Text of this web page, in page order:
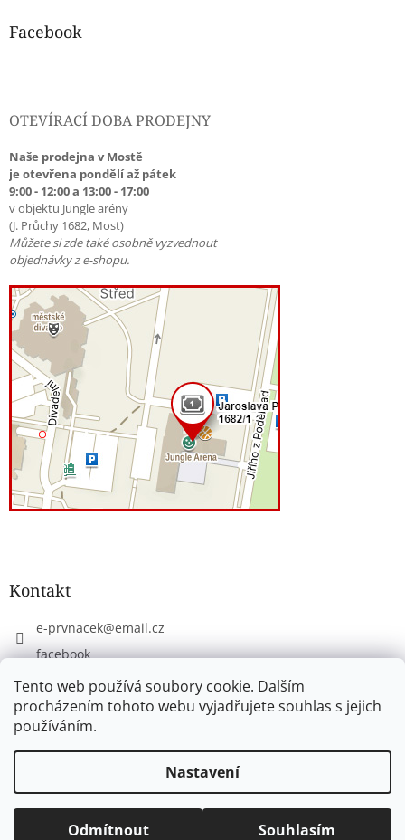
Tento web používá soubory cookie. Dalším
procházením tohoto webu vyjadřujete souhlas s jejich
používáním.
Nastavení
Odmítnout Souhlasím
Facebook
OTEVÍRACÍ DOBA PRODEJNY
Naše prodejna v Mostě
je otevřena pondělí až pátek
9:00 - 12:00 a 13:00 - 17:00
v objektu Jungle arény
(J. Průchy 1682, Most)
Můžete si zde také osobně vyzvednout
objednávky z e-shopu.
Kontakt
e-prvnacek@email.cz
facebook
eprvnacek
Copyright 2026www.e-prvnacek.cz. Všechna práva